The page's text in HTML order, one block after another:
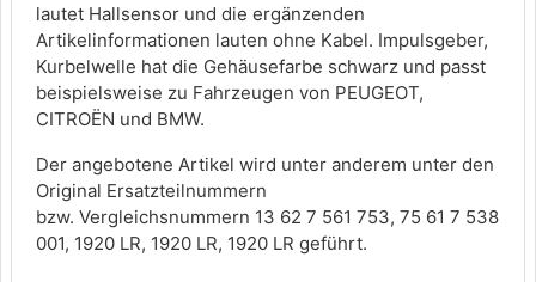
lautet Hallsensor und die ergänzenden
Artikelinformationen lauten ohne Kabel. Impulsgeber,
Kurbelwelle hat die Gehäusefarbe schwarz und passt
beispielsweise zu Fahrzeugen von PEUGEOT,
CITROËN und BMW.
Der angebotene Artikel wird unter anderem unter den
Original Ersatzteilnummern
bzw. Vergleichsnummern 13 62 7 561 753, 75 61 7 538
001, 1920 LR, 1920 LR, 1920 LR geführt.